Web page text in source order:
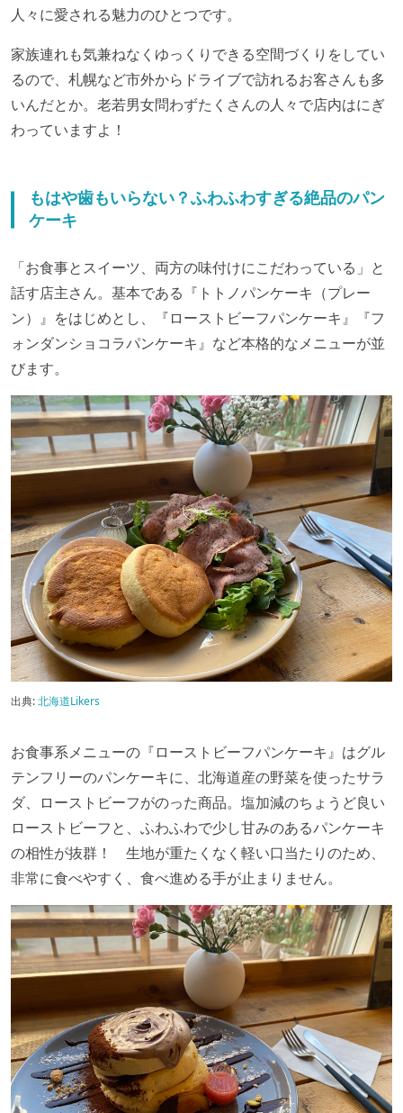
人々に愛される魅力のひとつです。
家族連れも気兼ねなくゆっくりできる空間づくりをしてい
るので、札幌など市外からドライブで訪れるお客さんも多
いんだとか。老若男女問わずたくさんの人々で店内はにぎ
わっていますよ！
もはや歯もいらない？ふわふわすぎる絶品のパン
ケーキ
「お食事とスイーツ、両方の味付けにこだわっている」と
話す店主さん。基本である『トトノパンケーキ（プレー
ン）』をはじめとし、『ローストビーフパンケーキ』『フ
ォンダンショコラパンケーキ』など本格的なメニューが並
びます。
出典:北海道Likers
お食事系メニューの『ローストビーフパンケーキ』はグル
テンフリーのパンケーキに、北海道産の野菜を使ったサラ
ダ、ローストビーフがのった商品。塩加減のちょうど良い
ローストビーフと、ふわふわで少し甘みのあるパンケーキ
の相性が抜群！ 生地が重たくなく軽い口当たりのため、
非常に食べやすく、食べ進める手が止まりません。